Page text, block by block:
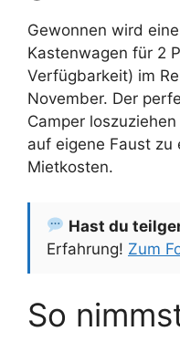
Gewonnen wird
Kastenwagen für 2
Verfügbarkeit) im
November. Der
Camper
auf eigene Faust zu
Mietkosten.
Hast du
Erfahrung! Zum
So